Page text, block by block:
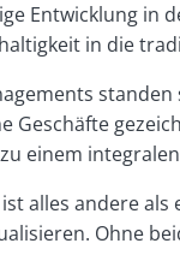
Entwicklung in
in die
Geschäfte
einem
alles andere als
Ohne